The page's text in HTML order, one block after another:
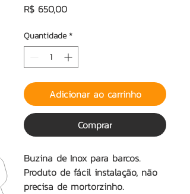
R$ 650,00Preço
Quantidade*
Adicionar ao carrinho
Comprar
Buzina de Inox para barcos.
Produto de fácil instalação, não
precisa de mortorzinho.